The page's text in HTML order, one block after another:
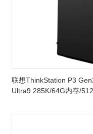
联想ThinkStation P3
Ultra9 285K/64G内存/